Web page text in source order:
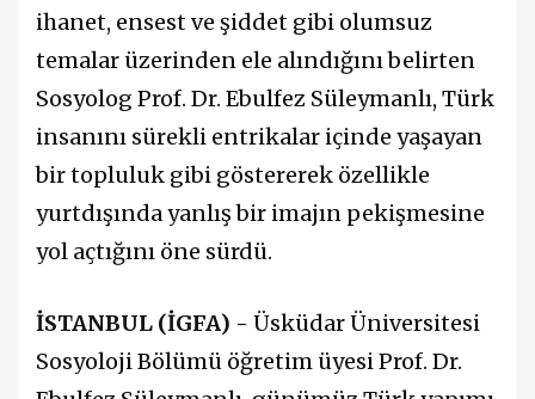
ihanet, ensest ve şiddet gibi olumsuz
temalar üzerinden ele alındığını belirten
Sosyolog Prof. Dr. Ebulfez Süleymanlı, Türk
insanını sürekli entrikalar içinde yaşayan
bir topluluk gibi göstererek özellikle
yurtdışında yanlış bir imajın pekişmesine
yol açtığını öne sürdü.
İSTANBUL (İGFA) - Üsküdar Üniversitesi
Sosyoloji Bölümü öğretim üyesi Prof. Dr.